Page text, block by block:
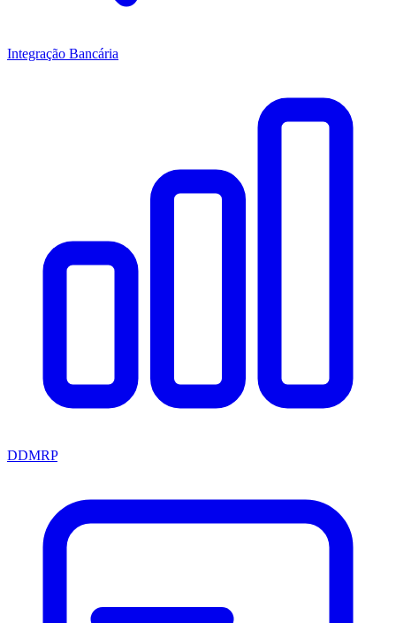
Integração Bancária
DDMRP